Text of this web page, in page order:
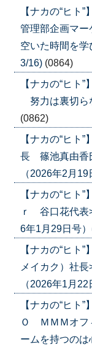
【ナカの“ヒ
管理部企画マ
空いた時間を
3/16) (0864)
【ナカの“ヒ
努力は裏切ら
(0862)
【ナカの“ヒ
長 篠池真由香
（2026年2月
【ナカの“ヒ
ｒ 谷口花代表
6年1月29日号
【ナカの“ヒ
メイカク）社
（2026年1月
【ナカの“ヒ
Ｏ ＭＭＭオ
ームを持つの